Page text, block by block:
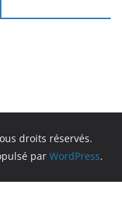
droits réservés.
par WordPress.